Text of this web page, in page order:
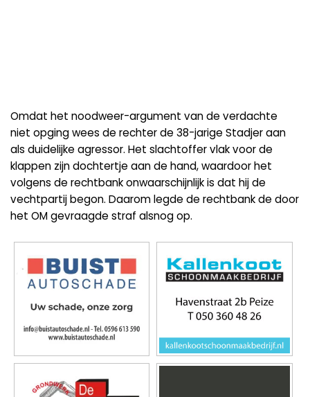
Omdat het noodweer-argument van de verdachte
niet opging wees de rechter de 38-jarige Stadjer aan
als duidelijke agressor. Het slachtoffer vlak voor de
klappen zijn dochtertje aan de hand, waardoor het
volgens de rechtbank onwaarschijnlijk is dat hij de
vechtpartij begon. Daarom legde de rechtbank de door
het OM gevraagde straf alsnog op.